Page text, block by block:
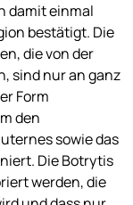
damit einmal
bestätigt. Die
die von der
sind nur an ganz
Form
den
sowie das
Die Botrytis
werden, die